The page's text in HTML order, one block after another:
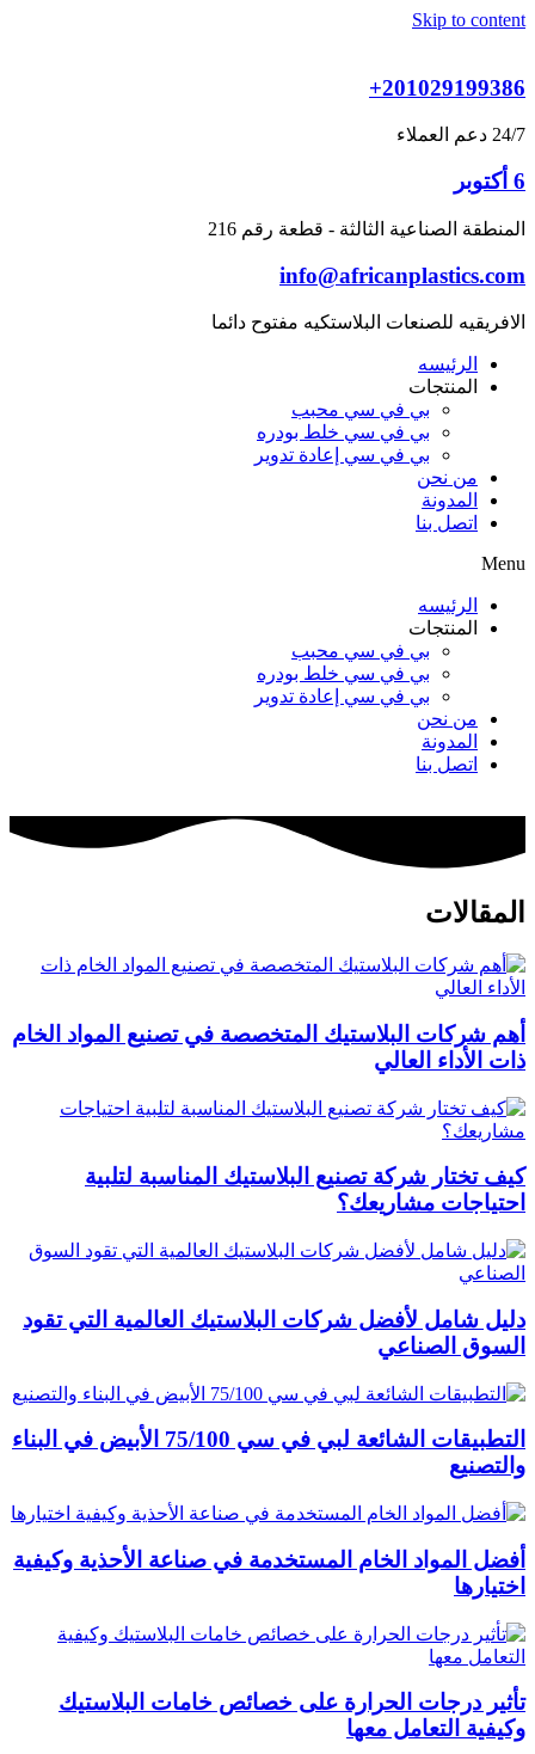
Skip to content
+201029199386
24/7 دعم العملاء
6 أكتوبر
المنطقة الصناعية الثالثة - قطعة رقم 216
info@africanplastics.com
الافريقيه للصنعات البلاستكيه مفتوح دائما
الرئيسه
المنتجات
بي في سي محبب
بي في سي خلط بودره
بي في سي إعادة تدوير
من نحن
المدونة
اتصل بنا
Menu
الرئيسه
المنتجات
بي في سي محبب
بي في سي خلط بودره
بي في سي إعادة تدوير
من نحن
المدونة
اتصل بنا
المقالات
أهم شركات البلاستيك المتخصصة في تصنيع المواد الخام
ذات الأداء العالي
كيف تختار شركة تصنيع البلاستيك المناسبة لتلبية
احتياجات مشاريعك؟
دليل شامل لأفضل شركات البلاستيك العالمية التي تقود
السوق الصناعي
التطبيقات الشائعة لبي في سي 75/100 الأبيض في البناء
والتصنيع
أفضل المواد الخام المستخدمة في صناعة الأحذية وكيفية
اختيارها
تأثير درجات الحرارة على خصائص خامات البلاستيك
وكيفية التعامل معها